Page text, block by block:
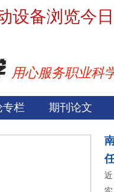
设备浏览今
用心服务职业科
专栏 期刊论文